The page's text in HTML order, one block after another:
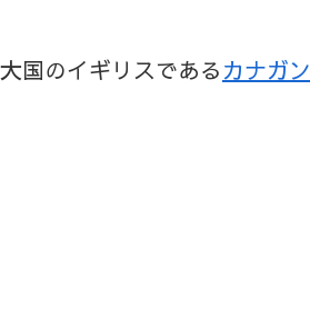
国のイギリスであるカナガン